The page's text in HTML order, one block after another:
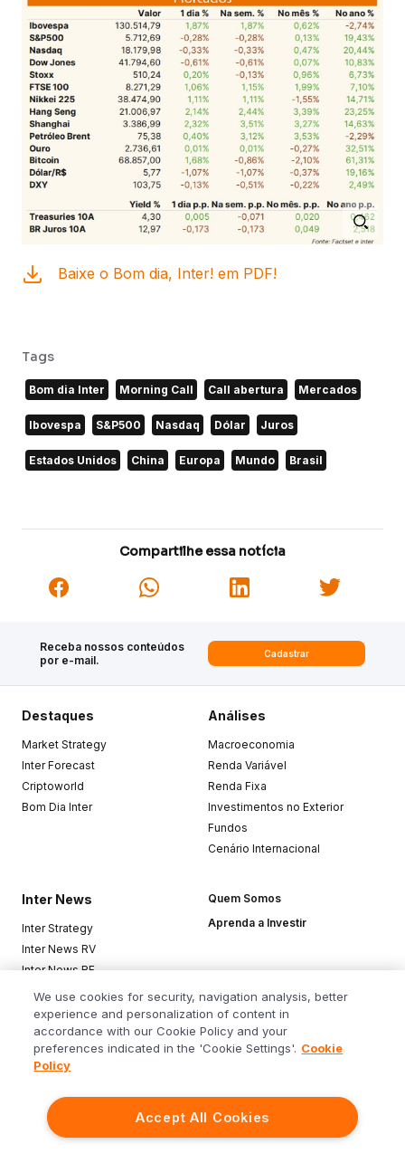
Baixe o Bom dia, Inter! em PDF!
Tags
Bom dia Inter Morning Call Call abertura Mercados
Ibovespa S&P500 Nasdaq Dólar Juros
Estados Unidos China Europa Mundo Brasil
Compartilhe essa notícia
Receba nossos conteúdos
por e-mail.
Cadastrar
Siga o Inter
Destaques
Market Strategy
Inter Forecast
Criptoworld
Bom Dia Inter
Análises
Macroeconomia
Renda Variável
Renda Fixa
Investimentos no Exterior
Fundos
Cenário Internacional
Inter News
Inter Strategy
Inter News RV
Inter News RF
Top Funds
Quem Somos
Aprenda a Investir
Baixe o app
We use cookies for security, navigation analysis, better
experience and personalization of content in
accordance with our Cookie Policy and your
preferences indicated in the 'Cookie Settings'. Cookie
Policy
Accept All Cookies